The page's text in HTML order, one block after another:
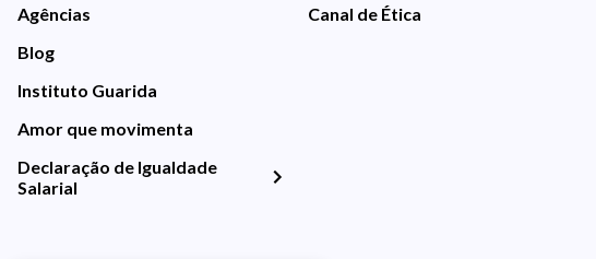
Agências
Blog
Instituto Guarida
Amor que movimenta
Declaração de Igualdade
Salarial
Canal de Ética